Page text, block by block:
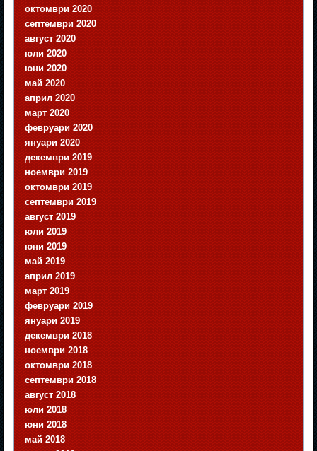
октомври 2020
септември 2020
август 2020
юли 2020
юни 2020
май 2020
април 2020
март 2020
февруари 2020
януари 2020
декември 2019
ноември 2019
октомври 2019
септември 2019
август 2019
юли 2019
юни 2019
май 2019
април 2019
март 2019
февруари 2019
януари 2019
декември 2018
ноември 2018
октомври 2018
септември 2018
август 2018
юли 2018
юни 2018
май 2018